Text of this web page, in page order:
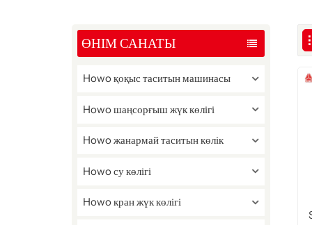
ӨНІМ САНАТЫ
Howo қоқыс таситын машинасы
Howo шаңсорғыш жүк көлігі
Howo жанармай таситын көлік
Howo су көлігі
Howo кран жүк көлігі